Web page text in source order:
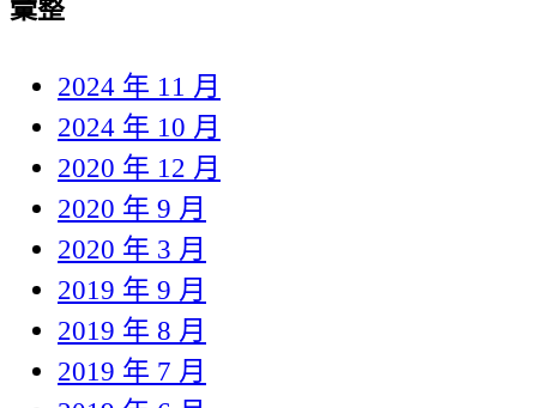
彙整
2024 年 11 月
2024 年 10 月
2020 年 12 月
2020 年 9 月
2020 年 3 月
2019 年 9 月
2019 年 8 月
2019 年 7 月